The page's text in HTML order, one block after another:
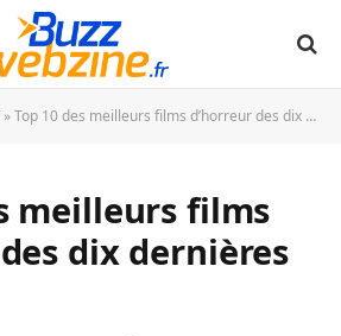
»Top 10 des meilleurs films d’horreur des dix dernières années
meilleurs films
dix dernières